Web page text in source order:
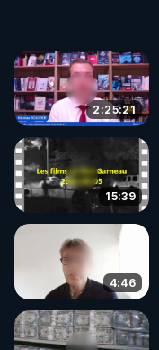
2:25:21
15:39
4:46